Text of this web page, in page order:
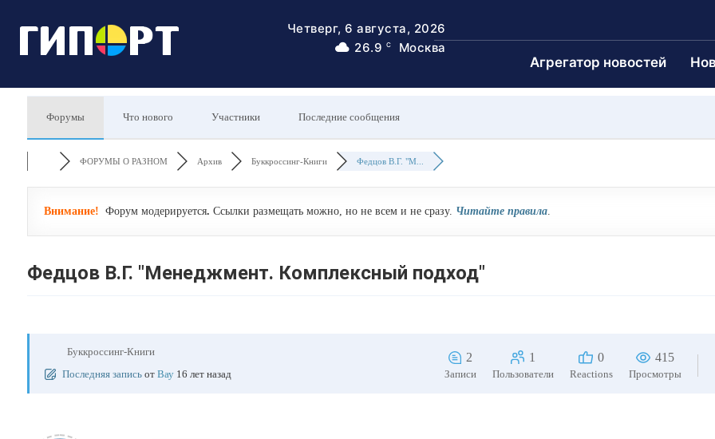
Четверг, 6 августа, 2026
26.9
C Москва
Агрегатор новостей
Форумы Что нового Участники Последние сообщения
ФОРУМЫ О РАЗНОМ Архив Буккроссинг-Книги Федцов В.Г. "М...
Внимание! Форум модерируется. Ссылки размещать можно, но не всем и не сразу. Читайте правила.
Федцов В.Г. "Менеджмент. Комплексный подход"
Буккроссинг-Книги
Последняя запись от Вау 16 лет назад
2
Записи
1
Пользователи
0
Reactions
415
Просмотры